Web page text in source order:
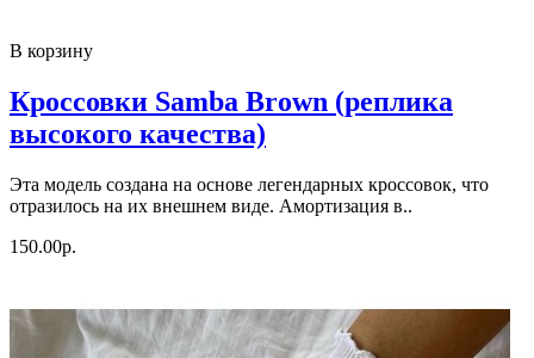
В корзину
Кроссовки Samba Brown (реплика
высокого качества)
Эта модель создана на основе легендарных кроссовок, что
отразилось на их внешнем виде. Амортизация в..
150.00р.